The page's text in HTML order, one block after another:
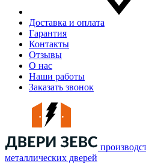
Доставка и оплата
Гарантия
Контакты
Отзывы
О нас
Наши работы
Заказать звонок
металлических дверей